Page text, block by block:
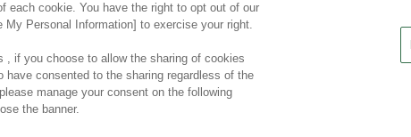
each cookie. You have the right to opt out of our
Personal Information] to exercise your right.
, if you choose to allow the sharing of cookies
have consented to the sharing regardless of the
manage your consent on the following
the banner.